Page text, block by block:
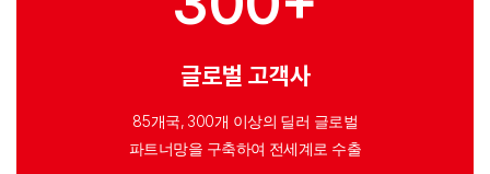
글로벌 고객사
85개국, 300개 이상의 딜러 글로벌
파트너망을 구축하여 전세계로 수출